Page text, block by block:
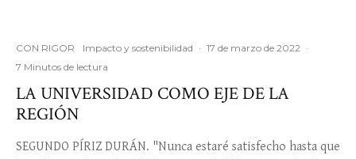
CON RIGOR Impacto y sostenibilidad · 17 de marzo de 2022 ·
7 Minutos de lectura
LA UNIVERSIDAD COMO EJE DE LA
REGIÓN
SEGUNDO PÍRIZ DURÁN. "Nunca estaré satisfecho hasta que